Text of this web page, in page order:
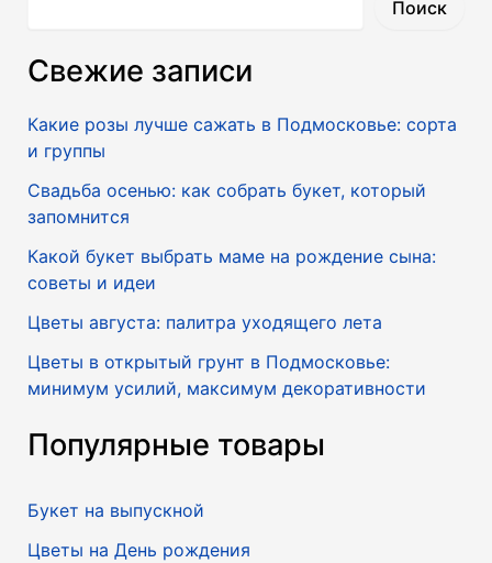
Поиск
Свежие записи
Какие розы лучше сажать в Подмосковье: сорта
и группы
Свадьба осенью: как собрать букет, который
запомнится
Какой букет выбрать маме на рождение сына:
советы и идеи
Цветы августа: палитра уходящего лета
Цветы в открытый грунт в Подмосковье:
минимум усилий, максимум декоративности
Популярные товары
Букет на выпускной
Цветы на День рождения